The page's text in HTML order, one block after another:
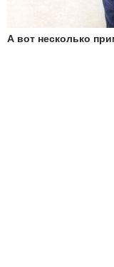
А вот несколько